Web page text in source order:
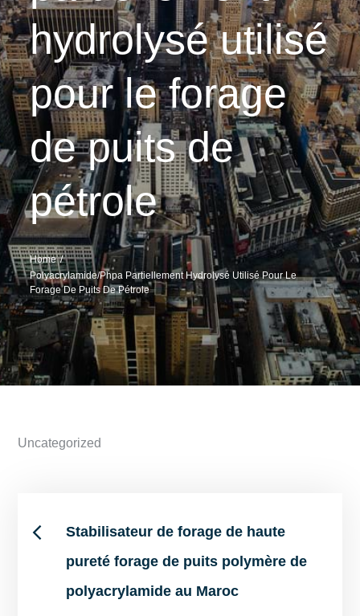
hydrolysé utilisé
pour le forage
de puits de
pétrole
Home
Polyacrylamide/phpa Partiellement Hydrolysé Utilisé Pour Le
Forage De Puits De Pétrole
Uncategorized
Post
navigation
Stabilisateur de forage de haute
pureté forage de puits polymère de
polyacrylamide au Maroc